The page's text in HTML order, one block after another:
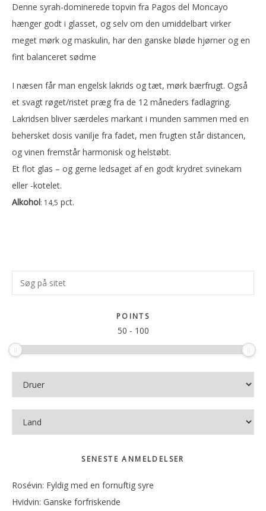
Denne syrah-dominerede topvin fra Pagos del Moncayo
hænger godt i glasset, og selv om den umiddelbart virker
meget mørk og maskulin, har den ganske bløde hjørner og en
fint balanceret sødme
I næsen får man engelsk lakrids og tæt, mørk bærfrugt. Også
et svagt røget/ristet præg fra de 12 måneders fadlagring.
Lakridsen bliver særdeles markant i munden sammen med en
behersket dosis vanilje fra fadet, men frugten står distancen,
og vinen fremstår harmonisk og helstøbt.
Et flot glas – og gerne ledsaget af en godt krydret svinekam
eller -kotelet.
Alkohol: 14,5 pct.
Primær
Sidebar
Søg
på
POINTS
50 - 100
SENESTE ANMELDELSER
Rosévin: Fyldig med en fornuftig syre
Hvidvin: Ganske forfriskende